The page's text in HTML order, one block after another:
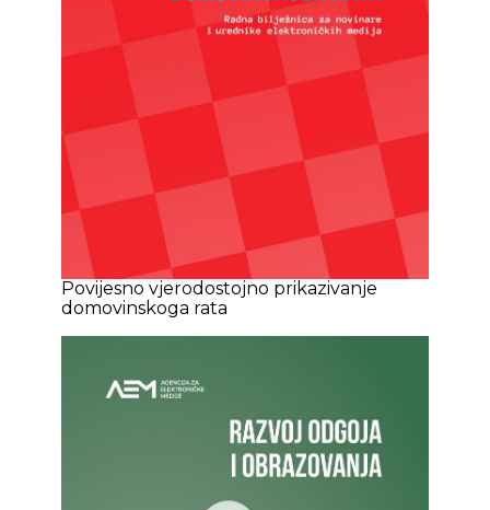
Povijesno vjerodostojno prikazivanje
domovinskoga rata